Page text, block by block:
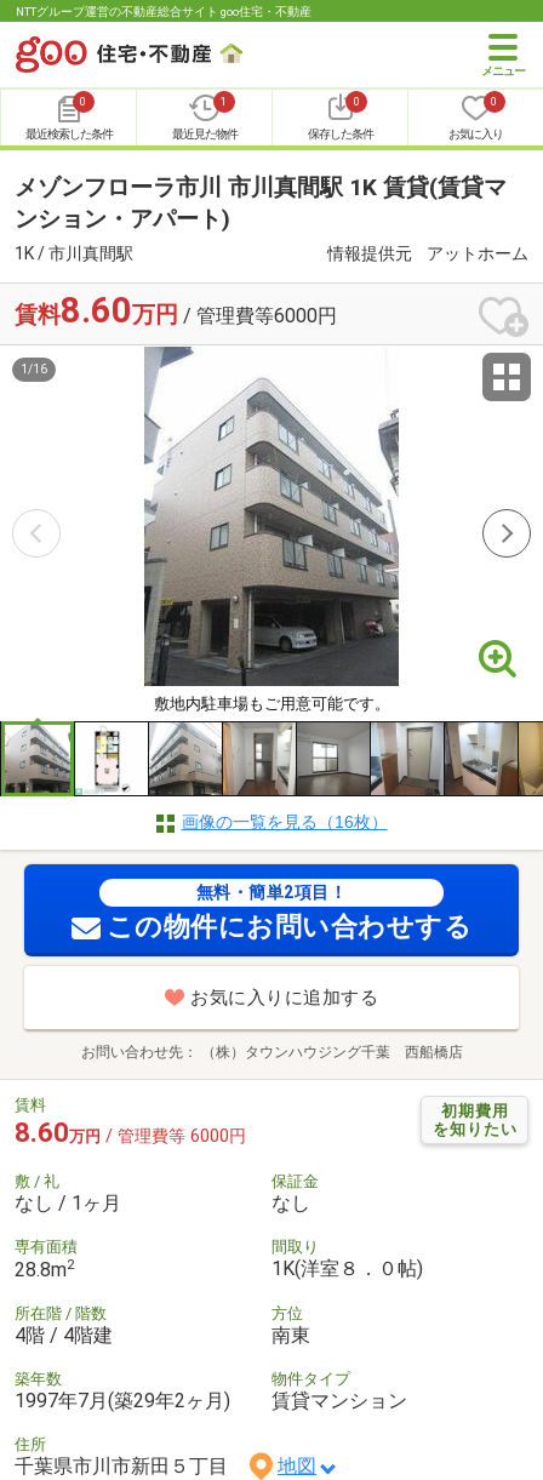
NTTグループ運営の不動産総合サイト goo住宅・不動産
0
最近検索した条件
1
最近見た物件
0
保存した条件
0
お気に入り
メゾンフローラ市川 市川真間駅 1K 賃貸(賃貸マ
ンション・アパート)
1K / 市川真間駅 情報提供元 アットホーム
賃料8.60万円 / 管理費等6000円
敷地内駐車場もご用意可能です。
1 /16
画像の一覧を見る（16枚）
無料・簡単2項目！
この物件にお問い合わせする
お気に入りに追加する
お問い合わせ先 （株）タウンハウジング千葉 西船橋店
初期費用
を知りたい
賃料
8.60万円 / 管理費等 6000円
敷 / 礼
なし / 1ヶ月
保証金
なし
専有面積
28.8m2
間取り
1K(洋室８．０帖)
所在階 / 階数
4階 / 4階建
方位
南東
築年数
1997年7月(築29年2ヶ月)
物件タイプ
賃貸マンション
住所
千葉県市川市新田５丁目 地図